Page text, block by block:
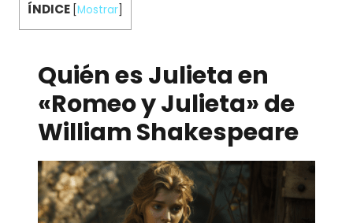
ÍNDICE Mostrar
Quién es Julieta en
«Romeo y Julieta» de
William Shakespeare